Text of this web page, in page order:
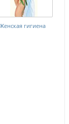
Женская гигиена